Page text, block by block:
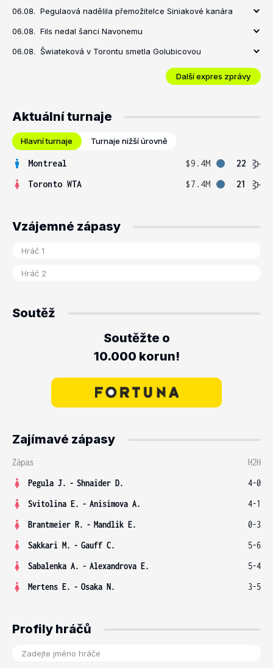
06.08. Pegulaová nadělila přemožitelce Siniakové kanára
06.08. Fils nedal šanci Navonemu
06.08. Šwiateková v Torontu smetla Golubicovou
Další expres zprávy
Aktuální turnaje
Hlavní turnaje Turnaje nižší úrovně
Montreal $9.4M
22
Toronto WTA
$7.4M 21
Vzájemné zápasy
Soutěž
Soutěžte o
10.000 korun!
Zajímavé zápasy
Zápas
H2H
Pegula J. - Shnaider D.
4-0
Svitolina E. - Anisimova A.
4-1
Brantmeier R. - Mandlik E.
0-3
Sakkari M. - Gauff C.
5-6
Sabalenka A. - Alexandrova E.
5-4
Mertens E. - Osaka N. 3-5
Profily hráčů